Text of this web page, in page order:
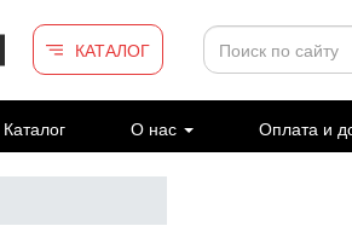
КАТАЛОГ
Каталог О нас Оплата и